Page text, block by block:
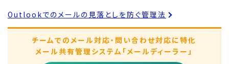
Outlookでのメールの見落としを防ぐ管理法
チームでのメール対応・問い合わせ対応に特化
メール共有管理システム「メールディーラー」